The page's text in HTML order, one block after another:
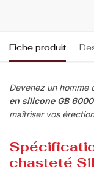
Fiche produit
Devenez un homme
en silicone GB 6000
maîtriser vos
chasteté